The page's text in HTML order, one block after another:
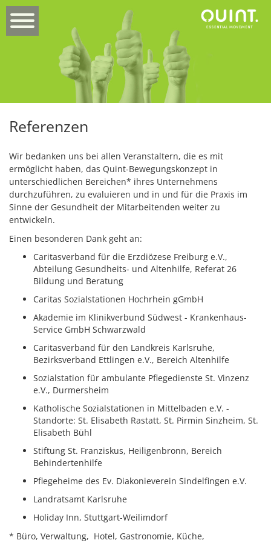
Referenzen
Wir bedanken uns bei allen Veranstaltern, die es mit
ermöglicht haben, das Quint-Bewegungskonzept in
unterschiedlichen Bereichen* ihres Unternehmens
durchzuführen, zu evaluieren und in und für die Praxis im
Sinne der Gesundheit der Mitarbeitenden weiter zu
entwickeln.
Einen besonderen Dank geht an:
Caritasverband für die Erzdiözese Freiburg e.V.,
Abteilung Gesundheits- und Altenhilfe, Referat 26
Bildung und Beratung
Caritas Sozialstationen Hochrhein gGmbH
Akademie im Klinikverbund Südwest - Krankenhaus-
Service GmbH Schwarzwald
Caritasverband für den Landkreis Karlsruhe,
Bezirksverband Ettlingen e.V., Bereich Altenhilfe
Sozialstation für ambulante Pflegedienste St. Vinzenz
e.V., Durmersheim
Katholische Sozialstationen in Mittelbaden e.V. -
Standorte: St. Elisabeth Rastatt, St. Pirmin Sinzheim, St.
Elisabeth Bühl
Stiftung St. Franziskus, Heiligenbronn, Bereich
Behindertenhilfe
Pflegeheime des Ev. Diakonieverein Sindelfingen e.V.
Landratsamt Karlsruhe
Holiday Inn, Stuttgart-Weilimdorf
* Büro, Verwaltung, Hotel, Gastronomie, Küche,